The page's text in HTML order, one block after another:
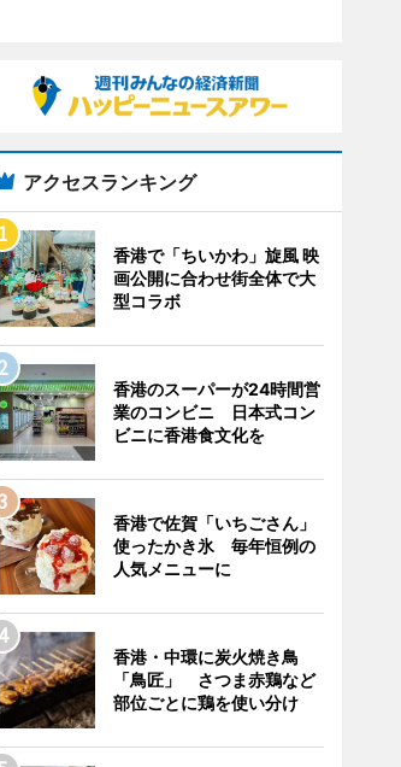
アクセスランキング
香港で「ちいかわ」旋風 映
画公開に合わせ街全体で大
型コラボ
香港のスーパーが24時間営
業のコンビニ 日本式コン
ビニに香港食文化を
香港で佐賀「いちごさん」
使ったかき氷 毎年恒例の
人気メニューに
香港・中環に炭火焼き鳥
「鳥匠」 さつま赤鶏など
部位ごとに鶏を使い分け